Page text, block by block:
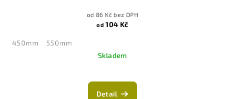
od 86 Kč bez DPH
od 104 Kč
450mm
550mm
Skladem
Detail